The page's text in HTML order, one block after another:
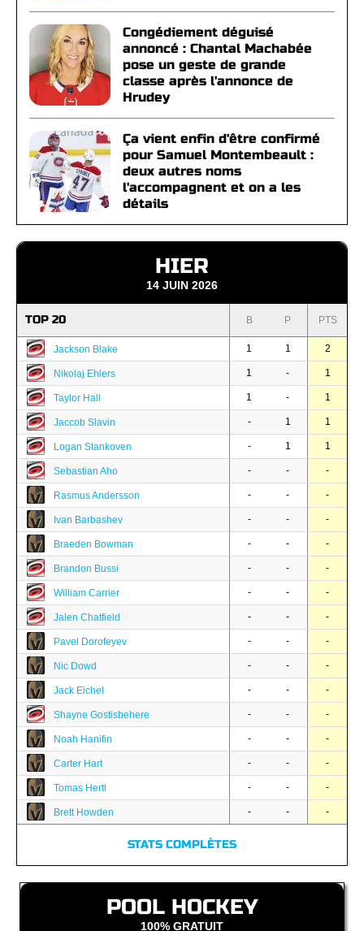
Congédiement déguisé
annoncé : Chantal Machabée
pose un geste de grande
classe après l'annonce de
Hrudey
Ça vient enfin d'être confirmé
pour Samuel Montembeault :
deux autres noms
l'accompagnent et on a les
détails
HIER
14 JUIN 2026
TOP 20 B P PTS
Jackson Blake 1 1 2
Nikolaj Ehlers 1 - 1
Taylor Hall 1 - 1
Jaccob Slavin - 1 1
Logan Stankoven - 1 1
Sebastian Aho - - -
Rasmus Andersson - - -
Ivan Barbashev - - -
Braeden Bowman - - -
Brandon Bussi - - -
William Carrier - - -
Jalen Chatfield - - -
Pavel Dorofeyev - - -
Nic Dowd - - -
Jack Eichel - - -
Shayne Gostisbehere - - -
Noah Hanifin - - -
Carter Hart - - -
Tomas Hertl - - -
Brett Howden - - -
STATS COMPLÈTES
POOL HOCKEY
100% GRATUIT